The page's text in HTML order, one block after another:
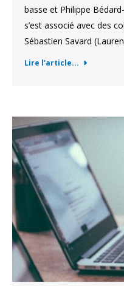
basse et Philippe
s’est associé avec des
Sébastien Savard
Lire l'article...